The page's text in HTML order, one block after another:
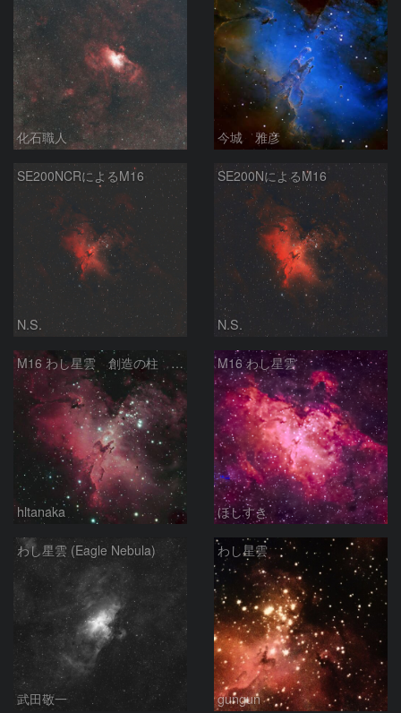
化石職人 今城 雅彦
SE200NCRによるM16
N.S.
SE200NによるM16
N.S.
M16 わし星雲 創造の柱 へび座
hltanaka
M16 わし星雲
ほしすき
わし星雲 (Eagle Nebula)
武田敬一
わし星雲
gungun